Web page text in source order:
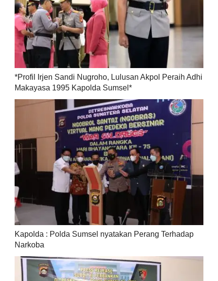
*Profil Irjen Sandi Nugroho, Lulusan Akpol Peraih Adhi
Makayasa 1995 Kapolda Sumsel*
Kapolda : Polda Sumsel nyatakan Perang Terhadap
Narkoba